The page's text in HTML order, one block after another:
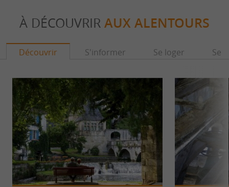
À DÉCOUVRIR AUX ALENTOURS
Découvrir S'informer Se loger Se